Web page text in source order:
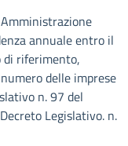
annuale entro il
di riferimento,
delle imprese
n. 97 del
Legislativo. n.